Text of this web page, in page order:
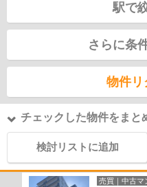
駅で
さらに条
物件リ
チェックした物件をまと
検討リストに追加
売買｜中古マ